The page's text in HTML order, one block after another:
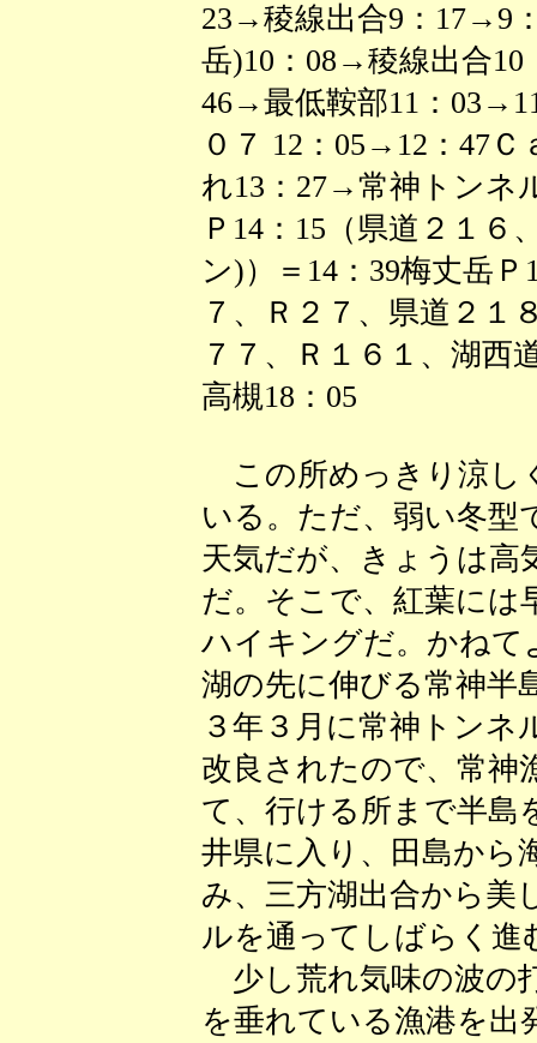
23→稜線出合9：17→9
岳)10：08→稜線出合10
46→最低鞍部11：
０７ 12：05→12：47
れ13：27→常神トンネ
Ｐ14：15（県道２１
ン)）＝14：39梅丈岳
７、Ｒ２７、県道２１
７７、Ｒ１６１、湖西
高槻18：05
この所めっきり涼し
いる。ただ、弱い冬型
天気だが、きょうは高
だ。そこで、紅葉には
ハイキングだ。かねて
湖の先に伸びる常神半
３年３月に常神トンネ
改良されたので、常神
て、行ける所まで半島
井県に入り、田島から
み、三方湖出合から美
ルを通ってしばらく進
少し荒れ気味の波の
を垂れている漁港を出